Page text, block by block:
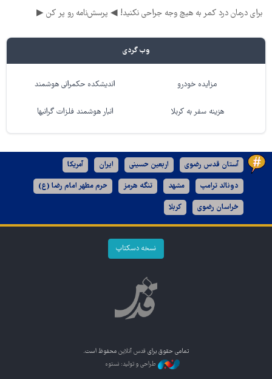
برای درمان درد کمر به هیچ وجه جراحی نکنید! ◀ پرسش‌نامه رو پر کن ▶
وب گردی
مزایده خودرو اندیشکده حکمرانی هوشمند
هزینه سفر به کربلا انبار هوشمند فلزات گرانبها
آستان قدس رضوی اربعین حسینی ایران آمریکا
دونالد ترامپ مشهد تنگه هرمز حرم مطهر امام رضا (ع)
خراسان رضوی کربلا
نسخه دسکتاپ
تمامی حقوق برای قدس آنلاین محفوظ است.
طراحی و تولید: نستوه